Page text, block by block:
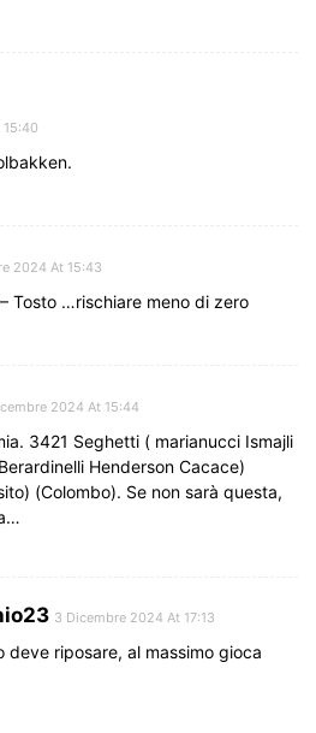
2024 At 15:43
Tosto …rischiare meno di zero
2024 At 15:44
3421 Seghetti ( marianucci Ismajli
Henderson Cacace)
(Colombo). Se non sarà questa,
3 Dicembre 2024 At 17:13
deve riposare, al massimo gioca